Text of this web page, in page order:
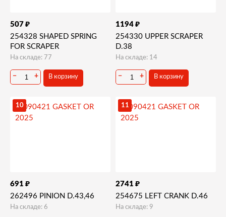
507 ₽
254328 SHAPED SPRING
FOR SCRAPER
На складе: 77
− + В корзину
1194 ₽
254330 UPPER SCRAPER
D.38
На складе: 14
− + В корзину
10
691 ₽
262496 PINION D.43,46
На складе: 6
11
2741 ₽
254675 LEFT CRANK D.46
На складе: 9